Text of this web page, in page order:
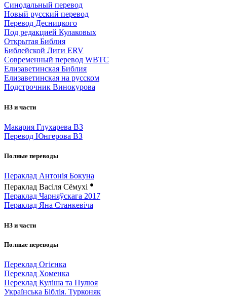
Синодальный перевод
Новый русский перевод
Перевод Десницкого
Под редакцией Кулаковых
Открытая Библия
Библейской Лиги ERV
Cовременный перевод WBTC
Елизаветинская Библия
Елизаветинская на русском
Подстрочник Винокурова
НЗ и части
Макария Глухарева ВЗ
Перевод Юнгерова ВЗ
Полные переводы
Пераклад Антонія Бокуна
Пераклад Васіля Сёмухі ●
Пераклад Чарняўскага 2017
Пераклад Яна Станкевіча
НЗ и части
Полные переводы
Переклад Огієнка
Переклад Хоменка
Переклад Куліша та Пулюя
Українська Біблія. Турконяк